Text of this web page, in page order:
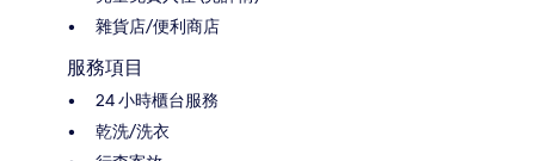
雜貨店/便利商店
服務項目
24 小時櫃台服務
乾洗/洗衣